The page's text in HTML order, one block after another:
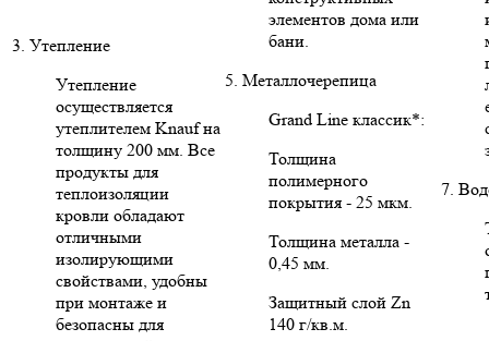
3. Утепление
Утепление
осуществляется
утеплителем Knauf на
толщину 200 мм. Все
продукты для
теплоизоляции
кровли обладают
отличными
изолирующими
свойствами, удобны
при монтаже и
безопасны для
элементов дома или
бани.
5. Металлочерепица
Grand Line классик*:
Толщина
полимерного
покрытия - 25 мкм.
Толщина металла -
0,45 мм.
Защитный слой Zn
140 г/кв.м.
7.